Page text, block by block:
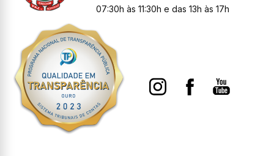
07:30h às 11:30h e das 13h às 17h